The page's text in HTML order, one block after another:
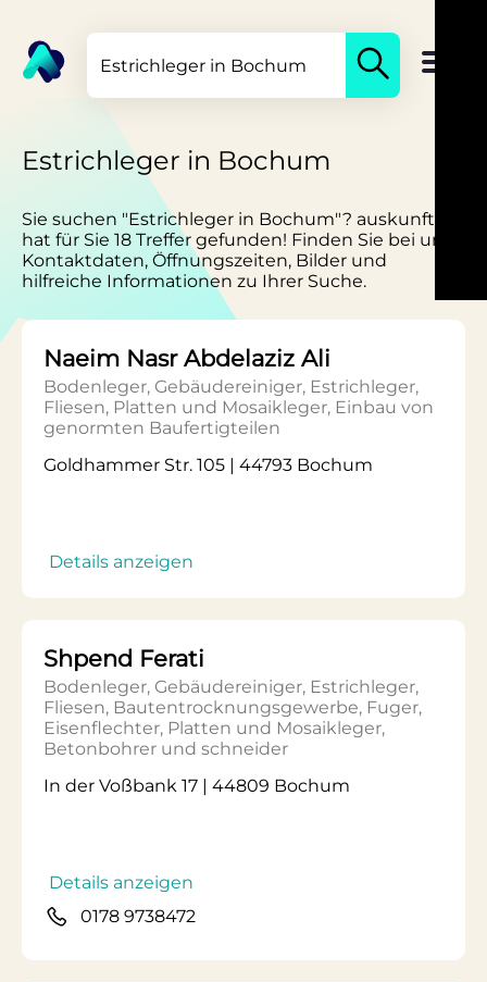
Estrichleger in Bochum
Sie suchen "Estrichleger in Bochum"? auskunft.de
hat für Sie 18 Treffer gefunden! Finden Sie bei uns
Kontaktdaten, Öffnungszeiten, Bilder und
hilfreiche Informationen zu Ihrer Suche.
Naeim Nasr Abdelaziz Ali
Bodenleger, Gebäudereiniger, Estrichleger,
Fliesen, Platten und Mosaikleger, Einbau von
genormten Baufertigteilen
Goldhammer Str. 105 | 44793 Bochum
Details anzeigen
Shpend Ferati
Bodenleger, Gebäudereiniger, Estrichleger,
Fliesen, Bautentrocknungsgewerbe, Fuger,
Eisenflechter, Platten und Mosaikleger,
Betonbohrer und schneider
In der Voßbank 17 | 44809 Bochum
Details anzeigen
0178 9738472